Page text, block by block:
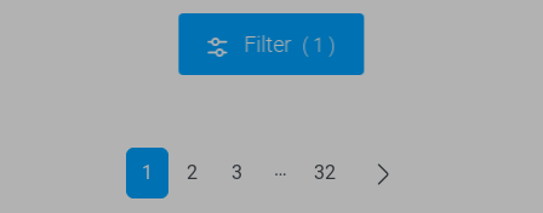
Filter 1
1 2 3 32